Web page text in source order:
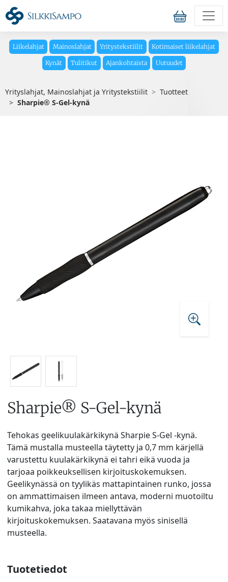
Liikelahjat Mainoslahjat Yritystekstiilit Kotimaiset liikelahjat
Kynät Tulitikut Ajankohtaista Uutuudet
Yrityslahjat, Mainoslahjat ja Yritystekstiilit
Tuotteet
Sharpie® S-Gel-kynä
Sharpie® S-Gel-kynä
Tehokas geelikuulakärkikynä Sharpie S-Gel -kynä.
Tämä mustalla musteella täytetty ja 0,7 mm kärjellä
varustettu kuulakärkikynä ei tahri eikä vuoda ja
tarjoaa poikkeuksellisen kirjoituskokemuksen.
Geelikynässä on tyylikäs mattapintainen runko, jossa
on ammattimaisen ilmeen antava, moderni muotoiltu
kumikahva, joka takaa miellyttävän
kirjoituskokemuksen. Saatavana myös sinisellä
musteella.
Tuotetiedot